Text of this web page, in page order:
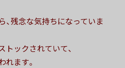
、残念な気持ちになっていま
ックされていて、
ます。